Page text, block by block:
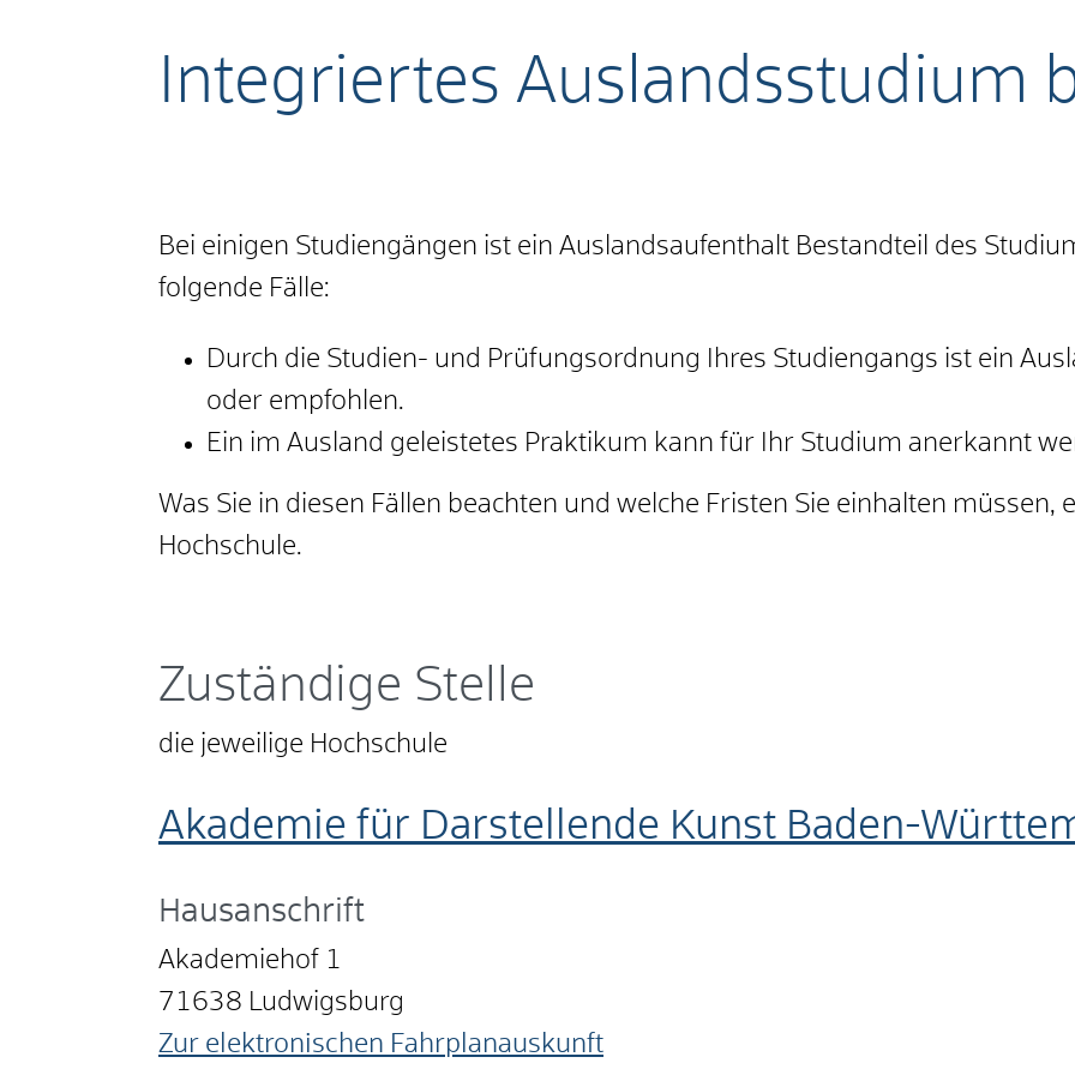
Integriertes Auslandsstudium
Bei einigen Studiengängen ist ein Auslandsaufenthalt Bestandteil des
folgende Fälle:
Durch die Studien- und Prüfungsordnung Ihres Studiengangs ist ein
oder empfohlen.
Ein im Ausland geleistetes Praktikum kann für Ihr Studium anerkannt
Was Sie in diesen Fällen beachten und welche Fristen Sie einhalten müssen,
Hochschule.
Zuständige Stelle
die jeweilige Hochschule
Akademie für Darstellende Kunst Baden-
Hausanschrift
Akademiehof 1
71638 Ludwigsburg
Zur elektronischen Fahrplanauskunft